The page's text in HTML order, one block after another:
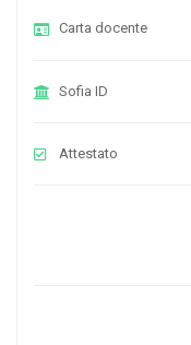
Carta docente
Sofia ID
Attestato